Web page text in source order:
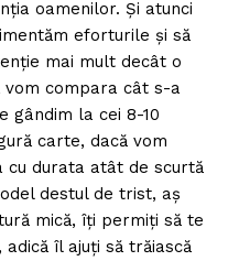
oamenilor. Și atunci
eforturile și să
mai mult decât o
vom compara cât s-a
gândim la cei 8-10
carte, dacă vom
durata atât de scurtă
destul de trist, aș
mică, îți permiți să te
îl ajuți să trăiască